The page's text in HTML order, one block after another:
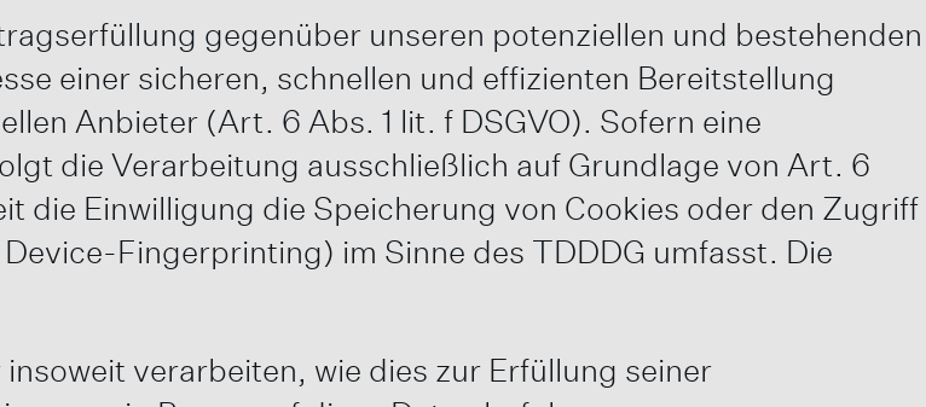
gegenüber unseren potenziellen und bestehenden
einer sicheren, schnellen und effizienten Bereitstellung
Anbieter (Art. 6 Abs. 1 lit. f DSGVO). Sofern eine
die Verarbeitung ausschließlich auf Grundlage von Art. 6
die Einwilligung die Speicherung von Cookies oder den Zugriff
Fingerprinting) im Sinne des TDDDG umfasst. Die
verarbeiten, wie dies zur Erfüllung seiner